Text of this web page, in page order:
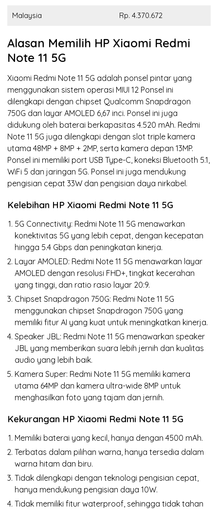
Malaysia Rp. 4.370.672
Alasan Memilih HP Xiaomi Redmi
Note 11 5G
Xiaomi Redmi Note 11 5G adalah ponsel pintar yang
menggunakan sistem operasi MIUI 12 Ponsel ini
dilengkapi dengan chipset Qualcomm Snapdragon
750G dan layar AMOLED 6,67 inci. Ponsel ini juga
didukung oleh baterai berkapasitas 4.520 mAh. Redmi
Note 11 5G juga dilengkapi dengan slot triple kamera
utama 48MP + 8MP + 2MP, serta kamera depan 13MP.
Ponsel ini memiliki port USB Type-C, koneksi Bluetooth 5.1,
WiFi 5 dan jaringan 5G. Ponsel ini juga mendukung
pengisian cepat 33W dan pengisian daya nirkabel.
Kelebihan HP Xiaomi Redmi Note 11 5G
5G Connectivity: Redmi Note 11 5G menawarkan
konektivitas 5G yang lebih cepat, dengan kecepatan
hingga 5.4 Gbps dan peningkatan kinerja.
Layar AMOLED: Redmi Note 11 5G menawarkan layar
AMOLED dengan resolusi FHD+, tingkat kecerahan
yang tinggi, dan ratio rasio layar 20:9.
Chipset Snapdragon 750G: Redmi Note 11 5G
menggunakan chipset Snapdragon 750G yang
memiliki fitur AI yang kuat untuk meningkatkan kinerja.
Speaker JBL: Redmi Note 11 5G menawarkan speaker
JBL yang memberikan suara lebih jernih dan kualitas
audio yang lebih baik.
Kamera Super: Redmi Note 11 5G memiliki kamera
utama 64MP dan kamera ultra-wide 8MP untuk
menghasilkan foto yang tajam dan jernih.
Kekurangan HP Xiaomi Redmi Note 11 5G
Memiliki baterai yang kecil, hanya dengan 4500 mAh.
Terbatas dalam pilihan warna, hanya tersedia dalam
warna hitam dan biru.
Tidak dilengkapi dengan teknologi pengisian cepat,
hanya mendukung pengisian daya 10W.
Tidak memiliki fitur waterproof, sehingga tidak tahan